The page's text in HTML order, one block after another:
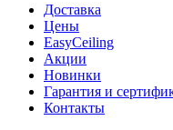
Доставка
Цены
EasyCeiling
Акции
Новинки
Гарантия и
Контакты